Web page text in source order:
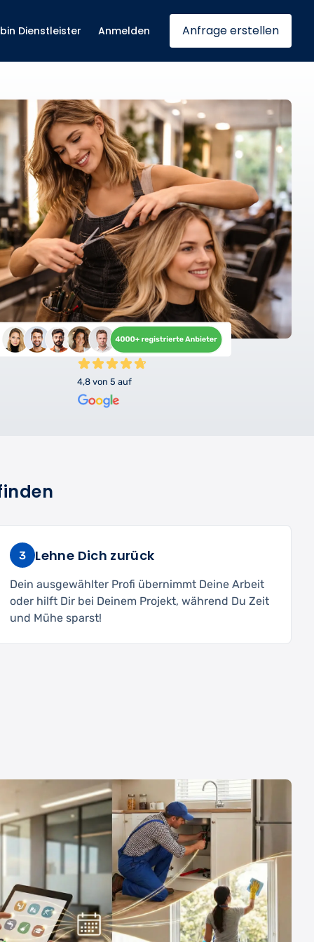
Dienstleister Anmelden Anfrage erstellen
4,8 von 5 auf
3 Lehne Dich zurück
Dein ausgewählter Profi übernimmt Deine Arbeit
oder hilft Dir bei Deinem Projekt, während Du Zeit
und Mühe sparst!